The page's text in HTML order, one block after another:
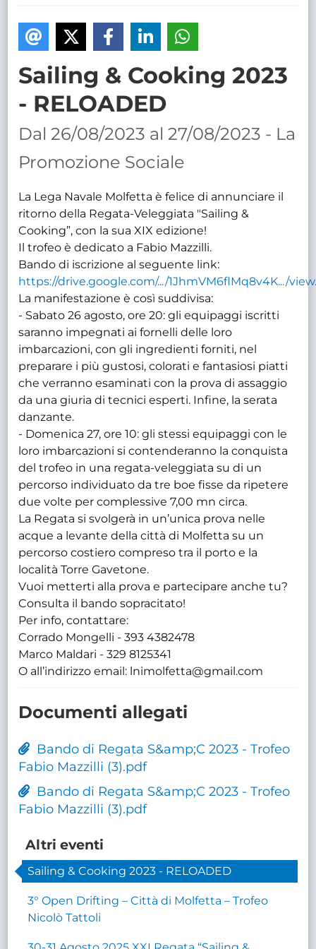
Sailing & Cooking 2023
- RELOADED
Dal 26/08/2023 al 27/08/2023 - La
Promozione Sociale
La Lega Navale Molfetta è felice di annunciare il
ritorno della Regata-Veleggiata "Sailing &
Cooking”, con la sua XIX edizione!
Il trofeo è dedicato a Fabio Mazzilli.
Bando di iscrizione al seguente link:
https://drive.google.com/.../1JhmVM6flMq8v4K.../
La manifestazione è così suddivisa:
- Sabato 26 agosto, ore 20: gli equipaggi iscritti
saranno impegnati ai fornelli delle loro
imbarcazioni, con gli ingredienti forniti, nel
preparare i più gustosi, colorati e fantasiosi piatti
che verranno esaminati con la prova di assaggio
da una giuria di tecnici esperti. Infine, la serata
danzante.
- Domenica 27, ore 10: gli stessi equipaggi con le
loro imbarcazioni si contenderanno la conquista
del trofeo in una regata-veleggiata su di un
percorso individuato da tre boe fisse da ripetere
due volte per complessive 7,00 mn circa.
La Regata si svolgerà in un’unica prova nelle
acque a levante della città di Molfetta su un
percorso costiero compreso tra il porto e la
località Torre Gavetone.
Vuoi metterti alla prova e partecipare anche tu?
Consulta il bando sopracitato!
Per info, contattare:
Corrado Mongelli - 393 4382478
Marco Maldari - 329 8125341
O all’indirizzo email: lnimolfetta@gmail.com
Documenti allegati
Bando di Regata S&amp;C 2023 - Trofeo
Fabio Mazzilli (3).pdf
Bando di Regata S&amp;C 2023 - Trofeo
Fabio Mazzilli (3).pdf
Altri eventi
Sailing & Cooking 2023 - RELOADED
3° Open Drifting – Città di Molfetta – Trofeo
Nicolò Tattoli